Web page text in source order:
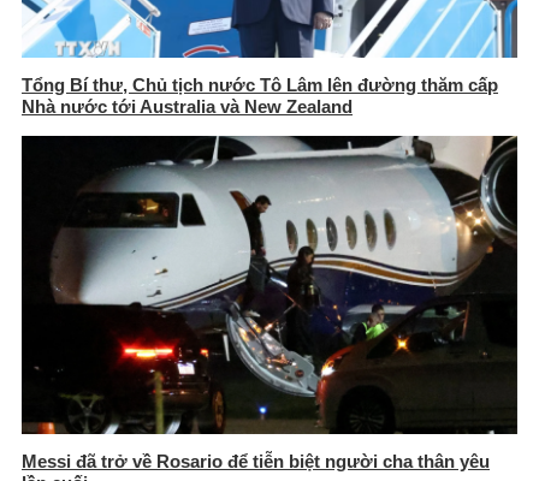
Tổng Bí thư, Chủ tịch nước Tô Lâm lên đường thăm cấp
Nhà nước tới Australia và New Zealand
Messi đã trở về Rosario để tiễn biệt người cha thân yêu